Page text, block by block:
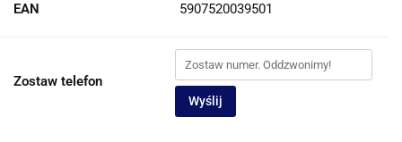
EAN 5907520039501
Zostaw telefon
Wyślij